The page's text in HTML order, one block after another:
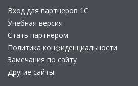
Вход для партнеров 1С
Учебная версия
Стать партнером
Политика конфиденциальности
Замечания по сайту
Другие сайты